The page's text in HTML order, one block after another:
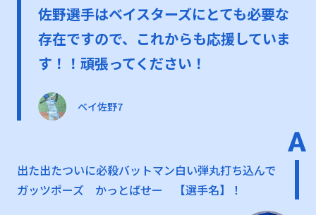
佐野選手はベイスターズにとても必要な
存在ですので、これからも応援していま
す！！頑張ってください！
ベイ佐野7
出た出たついに必殺バットマン白い弾丸打ち込んで
ガッツポーズ かっとばせー 【選手名】！